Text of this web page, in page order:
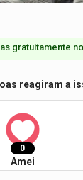
gratuitamente
reagiram a
0
Amei